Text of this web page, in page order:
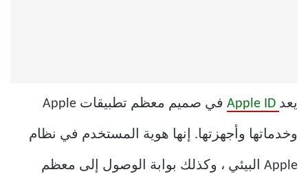
يعد في صميم معظم تطبيقات Apple
وخدماتها وأجهزتها. إنها هوية المستخدم في نظام
Apple البيئي ، وكذلك بوابة الوصول إلى معظم